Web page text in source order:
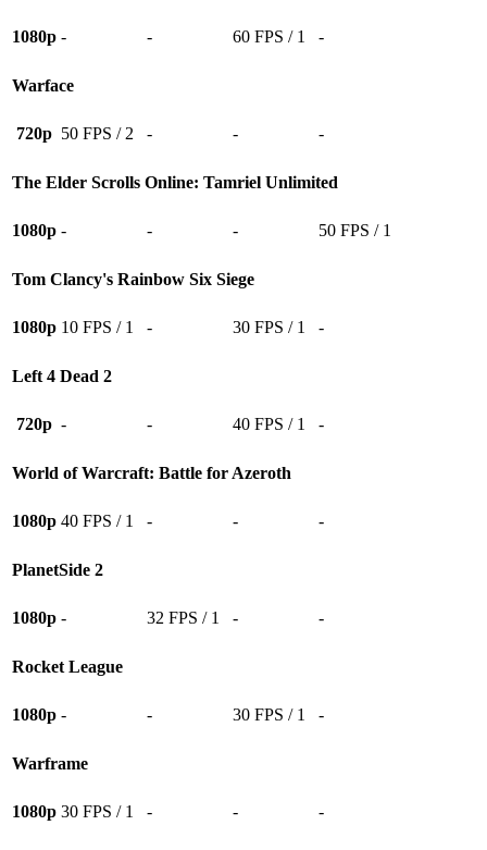
1080p - - 60 FPS / 1 -
Warface
720p 50 FPS / 2 - - -
The Elder Scrolls Online: Tamriel Unlimited
1080p - - - 50 FPS / 1
Tom Clancy's Rainbow Six Siege
1080p 10 FPS / 1 - 30 FPS / 1 -
Left 4 Dead 2
720p - - 40 FPS / 1 -
World of Warcraft: Battle for Azeroth
1080p 40 FPS / 1 - - -
PlanetSide 2
1080p - 32 FPS / 1 - -
Rocket League
1080p - - 30 FPS / 1 -
Warframe
1080p 30 FPS / 1 - - -